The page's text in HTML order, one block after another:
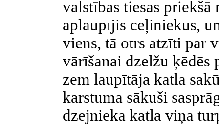
valstības tiesas
aplaupījis ceļiniekus,
viens, tā otrs atzīti par
vārīšanai dzelžu ķēdēs
zem laupītāja katla
karstuma sākuši
dzejnieka katla viņa